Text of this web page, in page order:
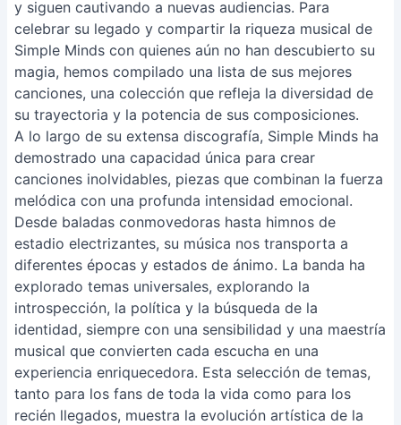
y siguen cautivando a nuevas audiencias. Para
celebrar su legado y compartir la riqueza musical de
Simple Minds con quienes aún no han descubierto su
magia, hemos compilado una lista de sus mejores
canciones, una colección que refleja la diversidad de
su trayectoria y la potencia de sus composiciones.
A lo largo de su extensa discografía, Simple Minds ha
demostrado una capacidad única para crear
canciones inolvidables, piezas que combinan la fuerza
melódica con una profunda intensidad emocional.
Desde baladas conmovedoras hasta himnos de
estadio electrizantes, su música nos transporta a
diferentes épocas y estados de ánimo. La banda ha
explorado temas universales, explorando la
introspección, la política y la búsqueda de la
identidad, siempre con una sensibilidad y una maestría
musical que convierten cada escucha en una
experiencia enriquecedora. Esta selección de temas,
tanto para los fans de toda la vida como para los
recién llegados, muestra la evolución artística de la